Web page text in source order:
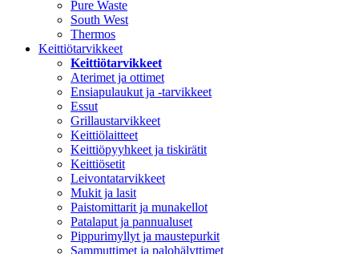
Pure Waste
South West
Thermos
Keittiötarvikkeet
Keittiötarvikkeet
Aterimet ja ottimet
Ensiapulaukut ja -tarvikkeet
Essut
Grillaustarvikkeet
Keittiölaitteet
Keittiöpyyhkeet ja tiskirätit
Keittiösetit
Leivontatarvikkeet
Mukit ja lasit
Paistomittarit ja munakellot
Patalaput ja pannualuset
Pippurimyllyt ja maustepurkit
Sammuttimet ja palohälyttimet